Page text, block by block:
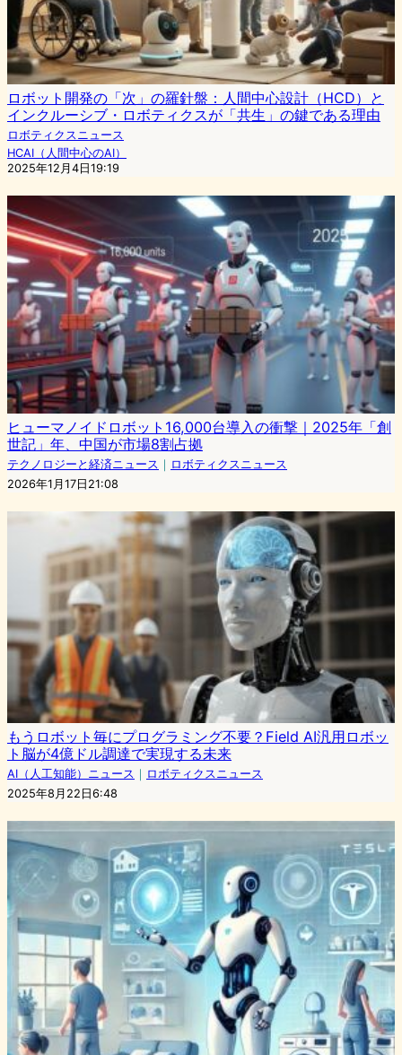
ロボット開発の「次」の羅針盤：人間中心設計（HCD）と
インクルーシブ・ロボティクスが「共生」の鍵である理由
ロボティクスニュース
HCAI（人間中心のAI）
2025年12月4日19:19
ヒューマノイドロボット16,000台導入の衝撃｜2025年「創
世記」年、中国が市場8割占拠
テクノロジーと経済ニュース ｜ ロボティクスニュース
2026年1月17日21:08
もうロボット毎にプログラミング不要？Field AI汎用ロボッ
ト脳が4億ドル調達で実現する未来
AI（人工知能）ニュース ｜ ロボティクスニュース
2025年8月22日6:48